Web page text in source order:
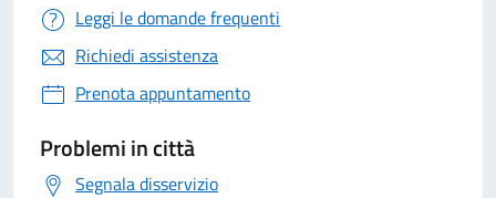
Leggi le domande frequenti
Richiedi assistenza
Prenota appuntamento
Problemi in città
Segnala disservizio